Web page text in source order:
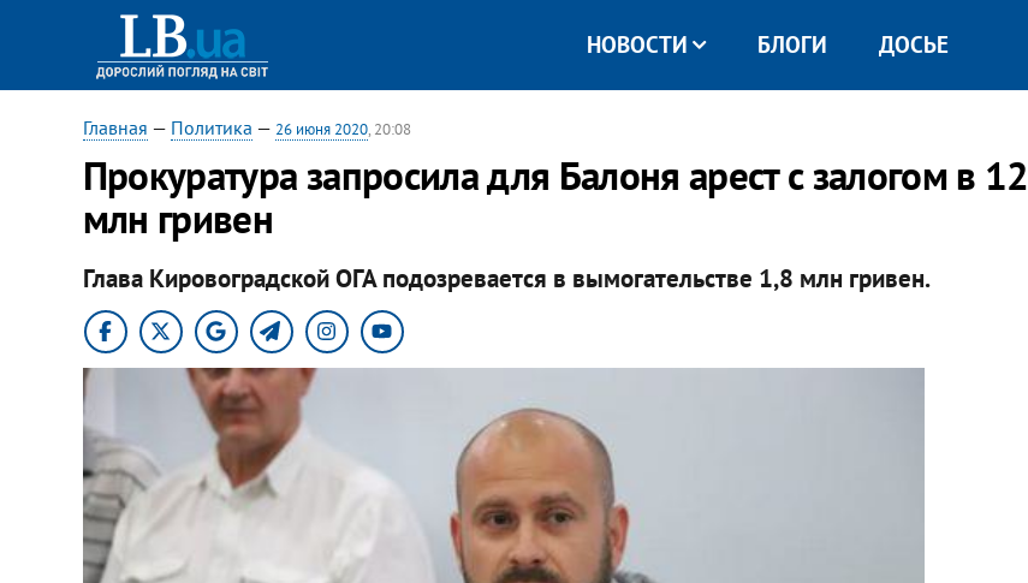
НОВОСТИ БЛОГИ ДОСЬЕ
Главная — Политика — 26 июня 2020, 20:08
Прокуратура запросила для Балоня арест с залогом в 12
млн гривен
Глава Кировоградской ОГА подозревается в вымогательстве 1,8 млн гривен.